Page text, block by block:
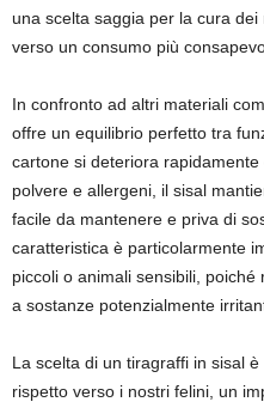
una scelta saggia per la cura
verso un consumo più
In confronto ad altri materiali
offre un equilibrio perfetto tra
cartone si deteriora
polvere e allergeni, il sisal
facile da mantenere e priva di
caratteristica è particolarmente
piccoli o animali sensibili,
a sostanze potenzialmente
La scelta di un tiragraffi in sisal
rispetto verso i nostri felini, un